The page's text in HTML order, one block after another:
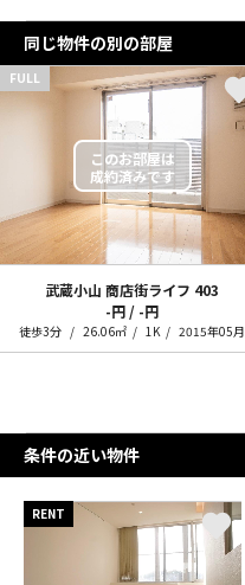
同じ物件の別の部屋
FULL
武蔵小山 商店街ライフ 403
-円 / -円
徒歩3分 26.06㎡ 1K 2015年05月
条件の近い物件
RENT